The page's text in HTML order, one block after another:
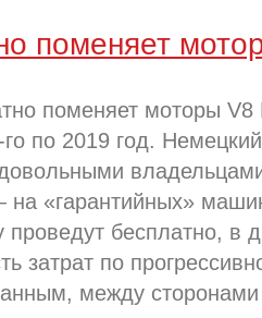
поменяет
поменяет моторы
по 2019 год. Немецкий
на «гарантийных»
бесплатно, в
затрат по
между